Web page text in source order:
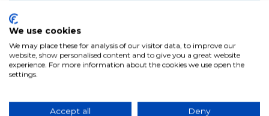
Mesures : 100x4,5x2,5 cm.
We use cookies
We may place these for analysis of our visitor data, to improve our
website, show personalised content and to give you a great website
experience. For more information about the cookies we use open the
settings.
Accept all Deny